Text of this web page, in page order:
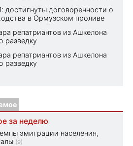
достигнуты договоренности о
в Ормузском проливе
репатриантов из Ашкелона
разведку
репатриантов из Ашкелона
разведку
за неделю
эмиграции населения,
(9)